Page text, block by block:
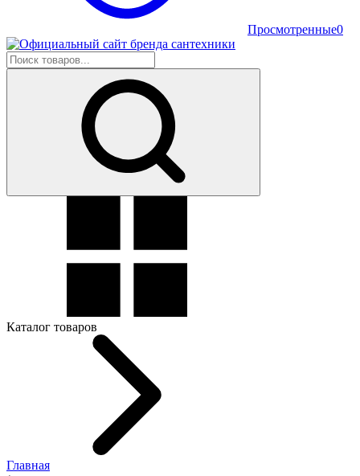
Просмотренные0
Каталог товаров
Главная